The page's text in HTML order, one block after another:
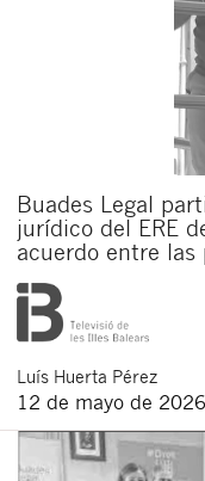
Buades Legal
jurídico del ERE
acuerdo entre las
Luís Huerta Pérez
12 de mayo de 2026